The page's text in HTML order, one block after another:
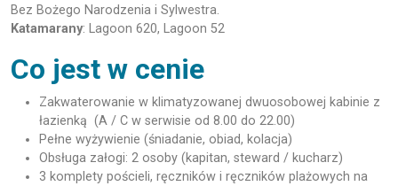
Bez Bożego Narodzenia i Sylwestra.
Katamarany: Lagoon 620, Lagoon 52
Co jest w cenie
Zakwaterowanie w klimatyzowanej dwuosobowej kabinie z
łazienką (A / C w serwisie od 8.00 do 22.00)
Pełne wyżywienie (śniadanie, obiad, kolacja)
Obsługa załogi: 2 osoby (kapitan, steward / kucharz)
3 komplety pościeli, ręczników i ręczników plażowych na